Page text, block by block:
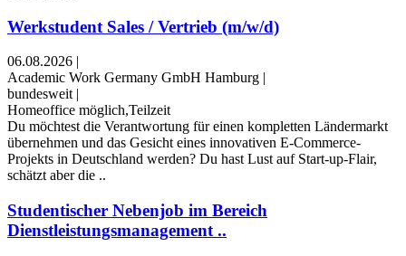
Werkstudent Sales / Vertrieb (m/w/d)
06.08.2026 |
Academic Work Germany GmbH Hamburg |
bundesweit |
Homeoffice möglich,Teilzeit
Du möchtest die Verantwortung für einen kompletten Ländermarkt
übernehmen und das Gesicht eines innovativen E-Commerce-
Projekts in Deutschland werden? Du hast Lust auf Start-up-Flair,
schätzt aber die ..
Studentischer Nebenjob im Bereich
Dienstleistungsmanagement ..